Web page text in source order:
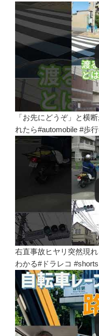
「お先にどうぞ」と横
れたら#automobile #歩
右直事故ヒヤリ突然現
わかる#ドラレコ #shorts